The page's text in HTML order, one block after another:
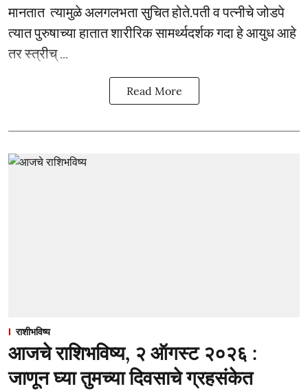
मानतात त्यामुळे अलगलभता सुचित होते.पती व पत्नीचे जोडपे
त्यात पुरुषाच्या हातात शारीरिक सामर्थ्यदर्शक गदा हे आयुध आहे
तर स्त्रीच् ...
Read More
राशीभविष्य
आजचे राशिभविष्य, २ ऑगस्ट २०२६ :
जाणून घ्या तुमच्या दिवसाचे ग्रहसंकेत